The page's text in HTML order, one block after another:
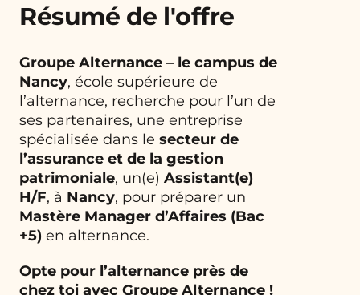
Résumé de l'offre
Groupe Alternance – le campus de
Nancy, école supérieure de
l’alternance, recherche pour l’un de
ses partenaires, une entreprise
spécialisée dans le secteur de
l’assurance et de la gestion
patrimoniale, un(e) Assistant(e)
H/F, à Nancy, pour préparer un
Mastère Manager d’Affaires (Bac
+5) en alternance.
Opte pour l’alternance près de
chez toi avec Groupe Alternance !